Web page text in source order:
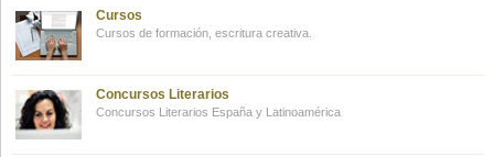
Cursos
Cursos de formación, escritura creativa.
Concursos Literarios
Concursos Literarios España y Latinoamérica